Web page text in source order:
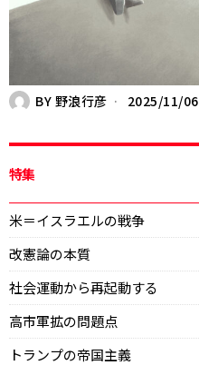
BY 野浪行彦 2025/11/06
特集
米＝イスラエルの戦争
改憲論の本質
社会運動から再起動する
高市軍拡の問題点
トランプの帝国主義